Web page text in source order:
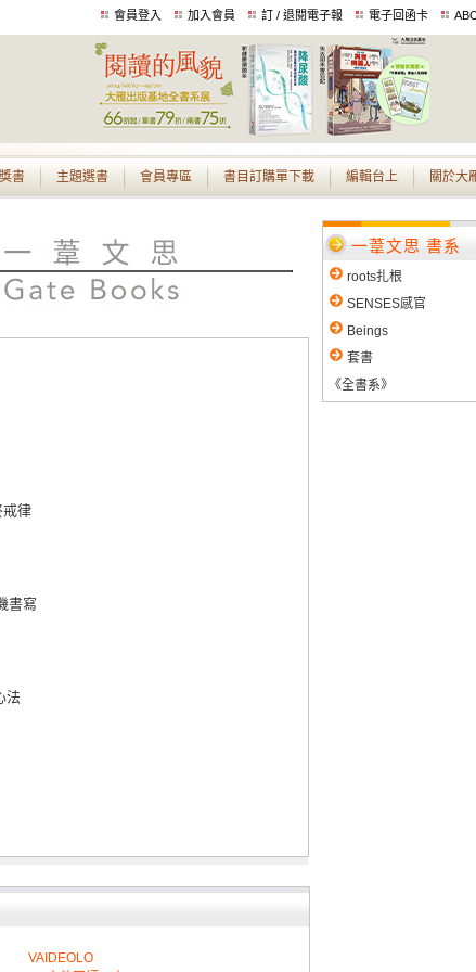
會員登入 加入會員 訂 / 退閱電子報 電子回函卡
書 主題選書 會員專區 書目訂購單下載 編輯台上 關於大
戒律
書寫
法
VAIDEOLO
一葦文思 書系
roots扎根
SENSES感官
Beings
套書
《全書系》